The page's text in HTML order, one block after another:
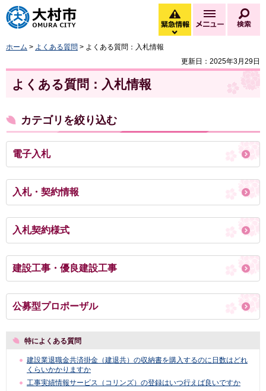
大村市
緊急情報
緊急情報を開く
メニュー
ホーム > よくある質問 > よくある質問：入札情報
更新日：2025年3月29日
よくある質問：入札情報
カテゴリを絞り込む
電子入札
入札・契約情報
入札契約様式
建設工事・優良建設工事
公募型プロポーザル
特によくある質問
建設業退職金共済掛金（建退共）の収納書を購入するのに日数はどれ
くらいかかりますか
工事実績情報サービス（コリンズ）の登録はいつ行えば良いですか